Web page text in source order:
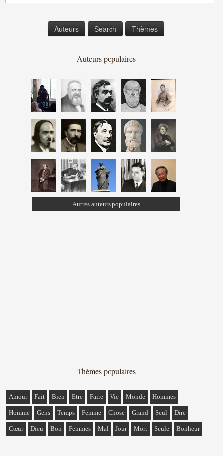
Auteurs Search Thèmes
Auteurs populaires
Autres auteurs populaires
Thèmes populaires
Amour Fait Bien Etre Faire Vie Monde Hommes
Homme Gens Temps Femme Chose Grand Seul Dire
Cœur Dieu Bon Femmes Mal Jour Mort Seule Bonheur